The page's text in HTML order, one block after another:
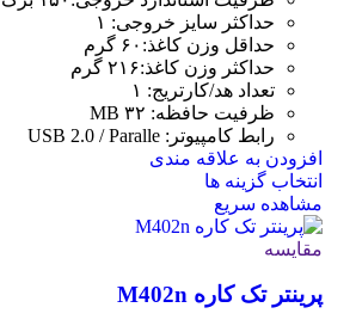
حداکثر سایز خروجی: ۱
حداقل وزن کاغذ:۶۰ گرم
حداکثر وزن کاغذ:۲۱۶ گرم
تعداد هد/کارتریج: ۱
ظرفیت حافظه: ۳۲ MB
رابط کامپیوتر: USB 2.0 / Paralle
افزودن به علاقه مندی
انتخاب گزینه ها
دارای
می
مشاهده سریع
مقایسه
پرینتر تک کاره M402n